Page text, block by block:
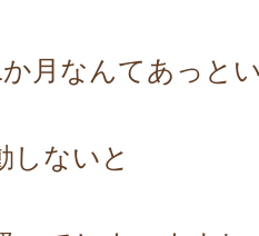
月なんてあっと
しないと